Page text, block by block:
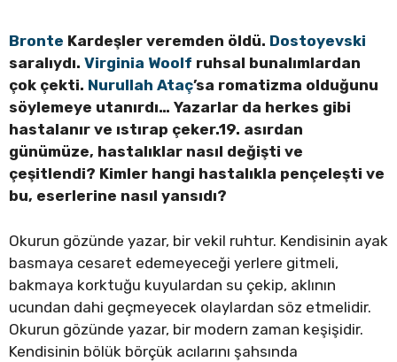
Bronte Kardeşler veremden öldü. Dostoyevski
saralıydı. Virginia Woolf ruhsal bunalımlardan
çok çekti. Nurullah Ataç’sa romatizma olduğunu
söylemeye utanırdı… Yazarlar da herkes gibi
hastalanır ve ıstırap çeker.19. asırdan
günümüze, hastalıklar nasıl değişti ve
çeşitlendi? Kimler hangi hastalıkla pençeleşti ve
bu, eserlerine nasıl yansıdı?
Okurun gözünde yazar, bir vekil ruhtur. Kendisinin ayak
basmaya cesaret edemeyeceği yerlere gitmeli,
bakmaya korktuğu kuyulardan su çekip, aklının
ucundan dahi geçmeyecek olaylardan söz etmelidir.
Okurun gözünde yazar, bir modern zaman keşişidir.
Kendisinin bölük börçük acılarını şahsında